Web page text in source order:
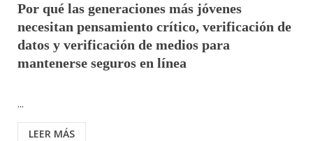
Por qué las generaciones más jóvenes
necesitan pensamiento crítico, verificación de
datos y verificación de medios para
mantenerse seguros en línea
...
LEER MÁS